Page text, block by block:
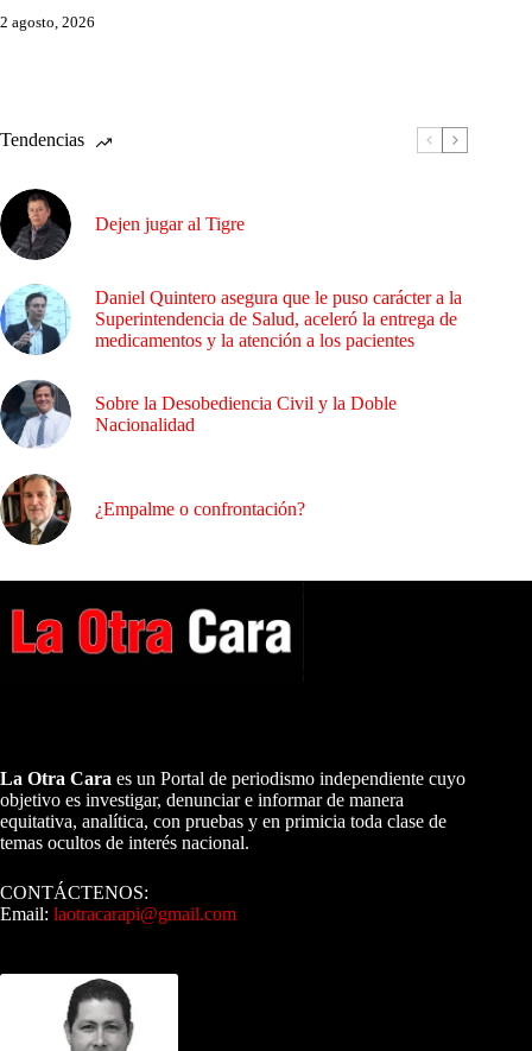
2 agosto, 2026
Tendencias
Dejen jugar al Tigre
Daniel Quintero asegura que le puso carácter a la
Superintendencia de Salud, aceleró la entrega de
medicamentos y la atención a los pacientes
Sobre la Desobediencia Civil y la Doble
Nacionalidad
¿Empalme o confrontación?
La Otra Cara es un Portal de periodismo independiente cuyo
objetivo es investigar, denunciar e informar de manera
equitativa, analítica, con pruebas y en primicia toda clase de
temas ocultos de interés nacional.
CONTÁCTENOS:
Email: laotracarapi@gmail.com